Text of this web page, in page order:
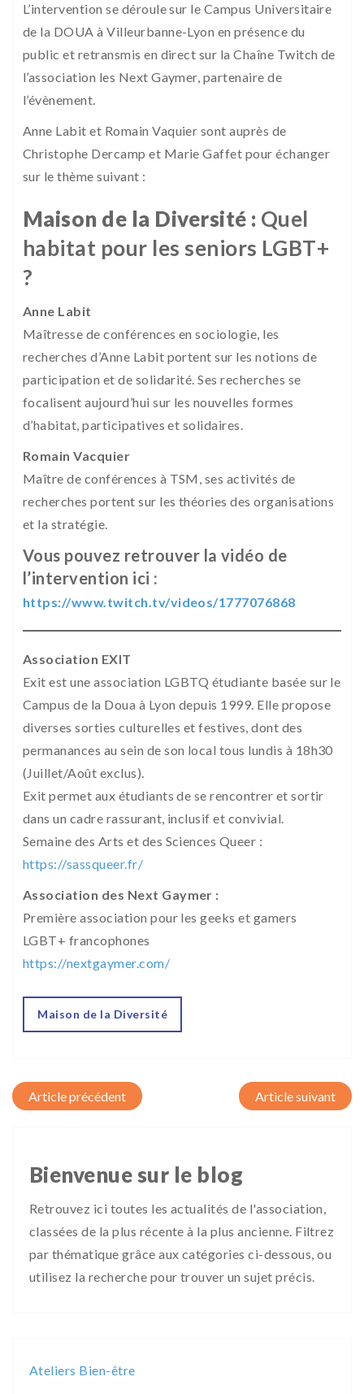
L’intervention se déroule sur le Campus Universitaire
de la DOUA à Villeurbanne-Lyon en présence du
public et retransmis en direct sur la Chaîne Twitch de
l’association les Next Gaymer, partenaire de
l’évènement.
Anne Labit et Romain Vaquier sont auprès de
Christophe Dercamp et Marie Gaffet pour échanger
sur le thème suivant :
Maison de la Diversité : Quel
habitat pour les seniors LGBT+
?
Anne Labit
Maîtresse de conférences en sociologie, les
recherches d’Anne Labit portent sur les notions de
participation et de solidarité. Ses recherches se
focalisent aujourd’hui sur les nouvelles formes
d’habitat, participatives et solidaires.
Romain Vacquier
Maître de conférences à TSM, ses activités de
recherches portent sur les théories des organisations
et la stratégie.
Vous pouvez retrouver la vidéo de
l’intervention ici :
https://www.twitch.tv/videos/1777076868
Association EXIT
Exit est une association LGBTQ étudiante basée sur le
Campus de la Doua à Lyon depuis 1999. Elle propose
diverses sorties culturelles et festives, dont des
permanances au sein de son local tous lundis à 18h30
(Juillet/Août exclus).
Exit permet aux étudiants de se rencontrer et sortir
dans un cadre rassurant, inclusif et convivial.
Semaine des Arts et des Sciences Queer :
https://sassqueer.fr/
Association des Next Gaymer :
Première association pour les geeks et gamers
LGBT+ francophones
https://nextgaymer.com/
Maison de la Diversité
Post navigation
Bienvenue sur le blog
Retrouvez ici toutes les actualités de l'association,
classées de la plus récente à la plus ancienne. Filtrez
par thématique grâce aux catégories ci-dessous, ou
utilisez la recherche pour trouver un sujet précis.
Ateliers Bien-être